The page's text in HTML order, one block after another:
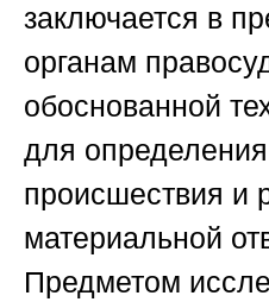
заключается в
органам
обоснованной
для
происшествия и
материальной
Предметом